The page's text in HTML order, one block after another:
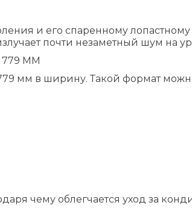
и его спаренному
почти незаметный шум на
ММ
мм в ширину. Такой формат
чему облегчается уход за